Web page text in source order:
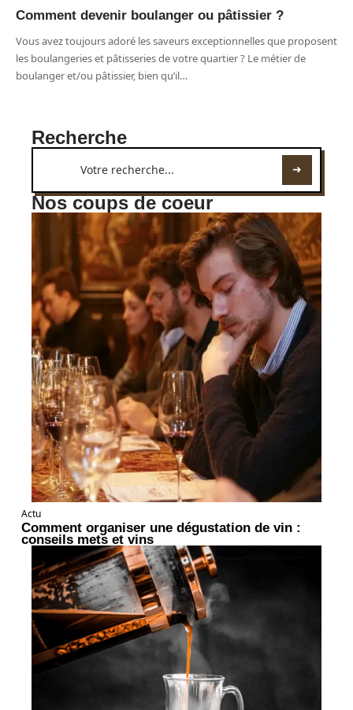
Comment devenir boulanger ou pâtissier ?
Vous avez toujours adoré les saveurs exceptionnelles que proposent
les boulangeries et pâtisseries de votre quartier ? Le métier de
boulanger et/ou pâtissier, bien qu’il…
Recherche
Nos coups de coeur
Actu
Comment organiser une dégustation de vin :
conseils mets et vins